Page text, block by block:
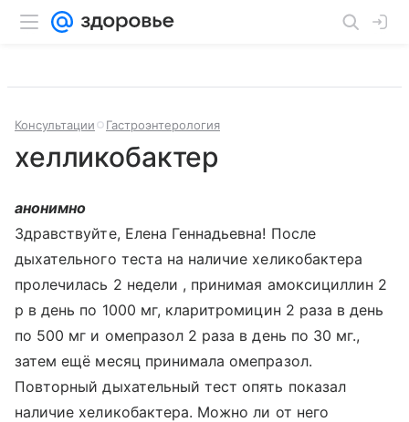
Консультации Гастроэнтерология
хелликобактер
анонимно
Здравствуйте, Елена Геннадьевна! После
дыхательного теста на наличие хеликобактера
пролечилась 2 недели , принимая амоксициллин 2
р в день по 1000 мг, кларитромицин 2 раза в день
по 500 мг и омепразол 2 раза в день по 30 мг.,
затем ещё месяц принимала омепразол.
Повторный дыхательный тест опять показал
наличие хеликобактера. Можно ли от него